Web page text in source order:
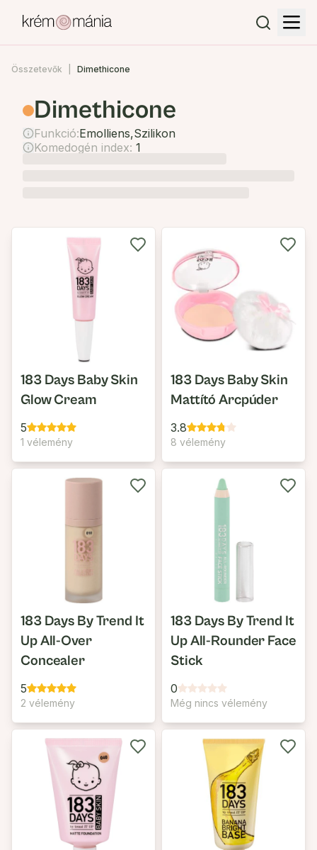
Összetevők Dimethicone
Dimethicone
Funkció:Emolliens,Szilikon
Komedogén index: 1
183 Days Baby Skin
Glow Cream
5
1 vélemény
183 Days Baby Skin
Mattító Arcpúder
3.8
8 vélemény
183 Days By Trend It
Up All-Over
Concealer
5
2 vélemény
183 Days By Trend It
Up All-Rounder Face
Stick
0
Még nincs vélemény